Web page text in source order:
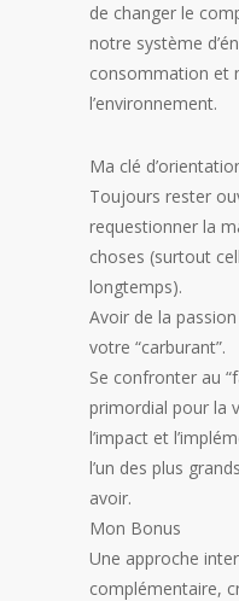
de changer le
notre système
consommation et
l’environnement.
Ma clé
Toujours rester
requestionner la
choses (surtout
longtemps).
Avoir de la passion
votre “carburant”.
Se confronter au
primordial pour la
l’impact et
l’un des plus
avoir.
Mon Bonus
Une approche
complémentaire,